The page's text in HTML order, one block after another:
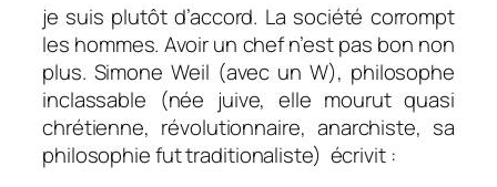
je suis plutôt d’accord. La société corrompt
les hommes. Avoir un chef n’est pas bon non
plus. Simone Weil (avec un W), philosophe
inclassable (née juive, elle mourut quasi
chrétienne, révolutionnaire, anarchiste, sa
philosophie fut traditionaliste) écrivit :